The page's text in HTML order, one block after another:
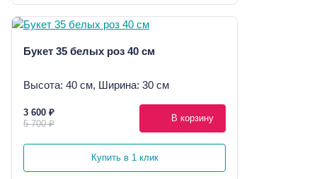
Букет 35 белых роз 40 см
Высота: 40 см, Ширина: 30 см
3 600 ₽
5 700 ₽
В корзину
Купить в 1 клик